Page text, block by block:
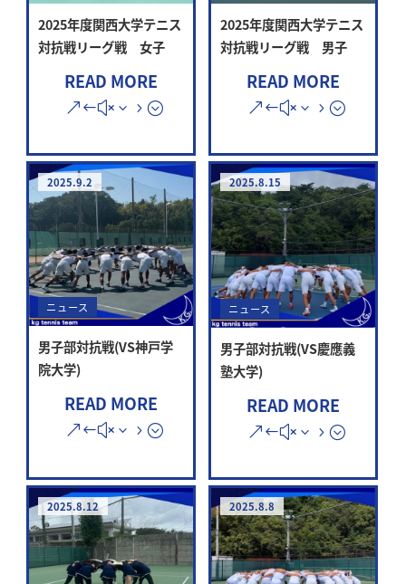
2025年度関西大学テニス
対抗戦リーグ戦 女子
READ MORE
2025年度関西大学テニス
対抗戦リーグ戦 男子
READ MORE
2025.9.2
ニュース
男子部対抗戦(VS神戸学
院大学)
READ MORE
2025.8.15
ニュース
男子部対抗戦(VS慶應義
塾大学)
READ MORE
2025.8.12 2025.8.8